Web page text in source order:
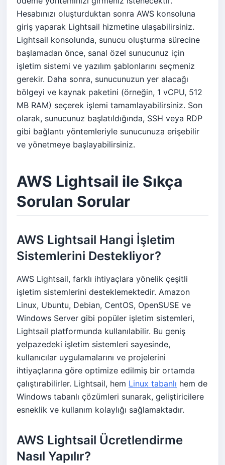
Hesabınızı oluşturduktan sonra AWS konsoluna
giriş yaparak Lightsail hizmetine ulaşabilirsiniz.
Lightsail konsolunda, sunucu oluşturma sürecine
başlamadan önce, sanal özel sunucunuz için
işletim sistemi ve yazılım şablonlarını seçmeniz
gerekir. Daha sonra, sunucunuzun yer alacağı
bölgeyi ve kaynak paketini (örneğin, 1 vCPU, 512
MB RAM) seçerek işlemi tamamlayabilirsiniz. Son
olarak, sunucunuz başlatıldığında, SSH veya RDP
gibi bağlantı yöntemleriyle sunucunuza erişebilir
ve yönetmeye başlayabilirsiniz.
AWS Lightsail ile Sıkça
Sorulan Sorular
AWS Lightsail Hangi İşletim
Sistemlerini Destekliyor?
AWS Lightsail, farklı ihtiyaçlara yönelik çeşitli
işletim sistemlerini desteklemektedir. Amazon
Linux, Ubuntu, Debian, CentOS, OpenSUSE ve
Windows Server gibi popüler işletim sistemleri,
Lightsail platformunda kullanılabilir. Bu geniş
yelpazedeki işletim sistemleri sayesinde,
kullanıcılar uygulamalarını ve projelerini
ihtiyaçlarına göre optimize edilmiş bir ortamda
çalıştırabilirler. Lightsail, hem Linux tabanlı hem de
Windows tabanlı çözümleri sunarak, geliştiricilere
esneklik ve kullanım kolaylığı sağlamaktadır.
AWS Lightsail Ücretlendirme
Nasıl Yapılır?